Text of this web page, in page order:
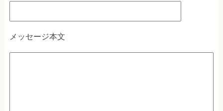
メッセージ本文